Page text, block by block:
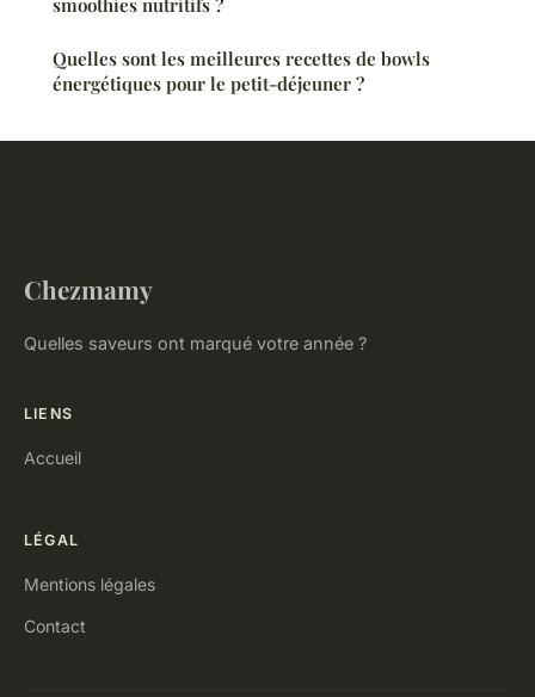
smoothies nutritifs ?
Quelles sont les meilleures recettes de bowls
énergétiques pour le petit-déjeuner ?
Chezmamy
Quelles saveurs ont marqué votre année ?
LIENS
Accueil
LÉGAL
Mentions légales
Contact